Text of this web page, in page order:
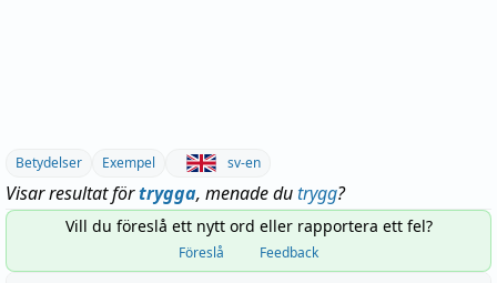
Betydelser Exempel sv-en
Visar resultat förtrygga, menade dutrygg?
Vill du föreslå ett nytt ord eller rapportera ett fel?
Föreslå Feedback